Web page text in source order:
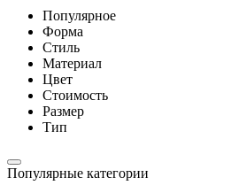
Популярное
Форма
Стиль
Материал
Цвет
Стоимость
Размер
Тип
Популярные категории